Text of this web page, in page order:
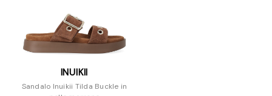
INUIKII
Sandalo Inuikii Tilda Buckle in